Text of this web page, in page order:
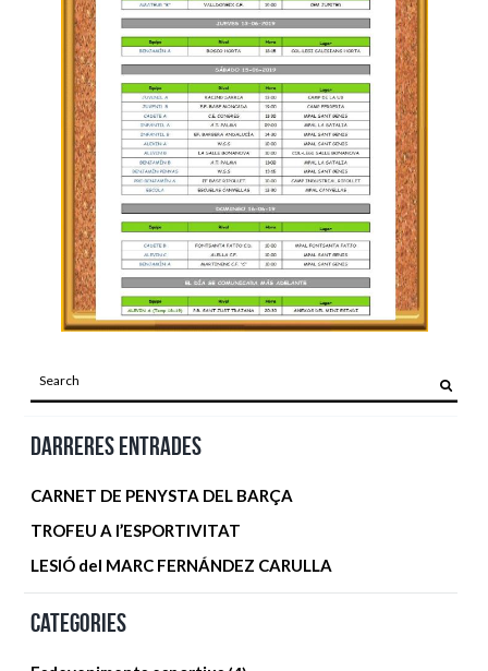
Darreres entrades
CARNET DE PENYSTA DEL BARÇA
TROFEU A l’ESPORTIVITAT
LESIÓ del MARC FERNÁNDEZ CARULLA
Categories